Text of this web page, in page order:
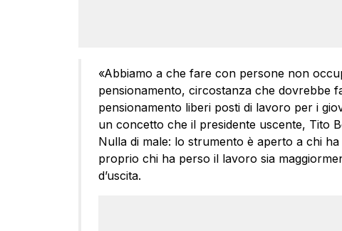
«Abbiamo a che fare con persone non
pensionamento, circostanza che dovrebbe
pensionamento liberi posti di lavoro per i
un concetto che il presidente uscente, Tito
Nulla di male: lo strumento è aperto a chi
proprio chi ha perso il lavoro sia
d’uscita.